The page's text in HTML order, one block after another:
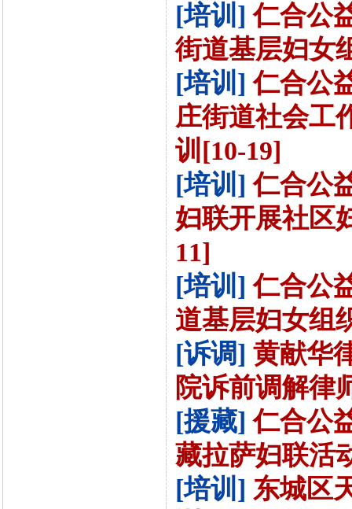
[培训] 仁合公
街道基层妇女
[培训] 仁合公
庄街道社会工
训[10-19]
[培训] 仁合公
妇联开展社区
11]
[培训] 仁合公
道基层妇女组
[诉调] 黄献华
院诉前调解律
[援藏] 仁合公
藏拉萨妇联活
[培训] 东城区